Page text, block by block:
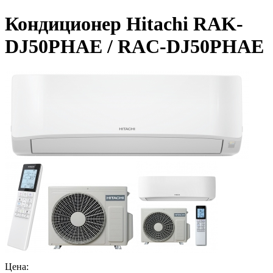
Кондиционер Hitachi RAK-
DJ50PHAE / RAC-DJ50PHAE
Цена: